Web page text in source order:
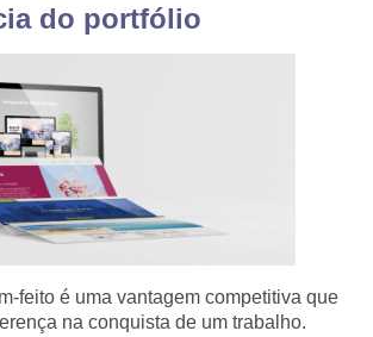
do portfólio
feito é uma vantagem competitiva que
na conquista de um trabalho.